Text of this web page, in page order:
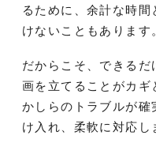
るために、余計な時
けないこともあります
だからこそ、できる
画を立てることがカギ
かしらのトラブルが確
け入れ、柔軟に対応し